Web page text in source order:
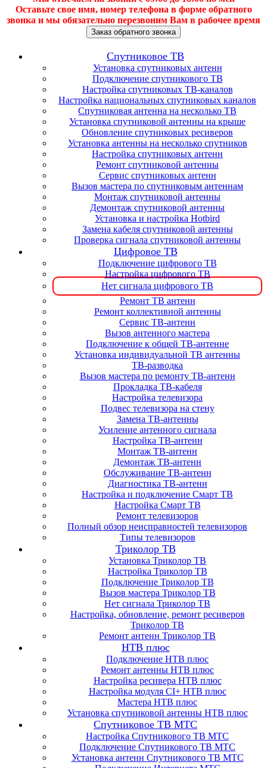
Оставьте свое имя, номер телефона в форме обратного
звонка и мы обязательно перезвоним Вам в рабочее время
Заказ обратного звонка
Спутниковое ТВ
Установка спутниковых антенн
Подключение спутникового ТВ
Настройка спутниковых ТВ-каналов
Настройка национальных спутниковых каналов
Спутниковая антенна на несколько ТВ
Установка спутниковой антенны на крыше
Обновление спутниковых ресиверов
Установка антенны на несколько спутников
Настройка спутниковых антенн
Ремонт спутниковой антенны
Сервис спутниковых антенн
Вызов мастера по спутниковым антеннам
Монтаж спутниковой антенны
Демонтаж спутниковой антенны
Установка и настройка Hotbird
Замена кабеля спутниковой антенны
Проверка сигнала спутниковой антенны
Цифровое ТВ
Подключение цифрового ТВ
Настройка цифрового ТВ
Нет сигнала цифрового ТВ
Ремонт ТВ антенн
Ремонт коллективной антенны
Сервис ТВ-антенн
Вызов антенного мастера
Подключение к общей ТВ-антенне
Установка индивидуальной ТВ антенны
ТВ-разводка
Вызов мастера по ремонту ТВ-антенн
Прокладка ТВ-кабеля
Настройка телевизора
Подвес телевизора на стену
Замена ТВ-антенны
Усиление антенного сигнала
Настройка ТВ-антенн
Монтаж ТВ-антенн
Демонтаж ТВ-антенн
Обслуживание ТВ-антенн
Диагностика ТВ-антенн
Настройка и подключение Смарт ТВ
Настройка Смарт ТВ
Ремонт телевизоров
Полный обзор неисправностей телевизоров
Типы телевизоров
Триколор ТВ
Установка Триколор ТВ
Настройка Триколор ТВ
Подключение Триколор ТВ
Вызов мастера Триколор ТВ
Нет сигнала Триколор ТВ
Настройка, обновление, ремонт ресиверов
Триколор ТВ
Ремонт антенн Триколор ТВ
НТВ плюс
Подключение НТВ плюс
Ремонт антенны НТВ плюс
Настройка ресивера НТВ плюс
Настройка модуля CI+ НТВ плюс
Мастера НТВ плюс
Установка спутниковой антенны НТВ плюс
Спутниковое ТВ МТС
Настройка Спутникового ТВ МТС
Подключение Спутникового ТВ МТС
Установка антенн Спутникового ТВ МТС